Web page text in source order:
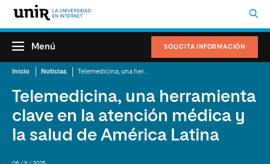
SOLICITA INFORMACIÓN
Menú
Inicio Noticias
Telemedicina, una herramienta
clave en la atención médica y
la salud de América Latina